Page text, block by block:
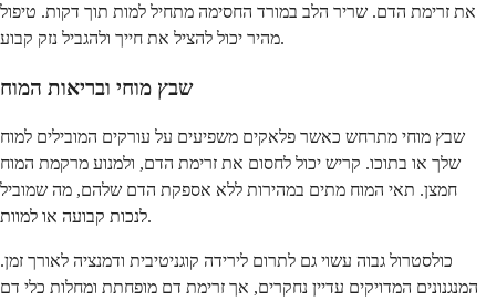
את זרימת הדם. שריר הלב במורד החסימה מתחיל למות תוך דקות. טיפול
מהיר יכול להציל את חייך ולהגביל נזק קבוע.
שבץ מוחי ובריאות המוח
שבץ מוחי מתרחש כאשר פלאקים משפיעים על עורקים המובילים למוח
שלך או בתוכו. קריש יכול לחסום את זרימת הדם, ולמנוע מרקמת המוח
חמצן. תאי המוח מתים במהירות ללא אספקת הדם שלהם, מה שמוביל
לנכות קבועה או למוות.
כולסטרול גבוה עשוי גם לתרום לירידה קוגניטיבית ודמנציה לאורך זמן.
המנגנונים המדויקים עדיין נחקרים, אך זרימת דם מופחתת ומחלות כלי דם